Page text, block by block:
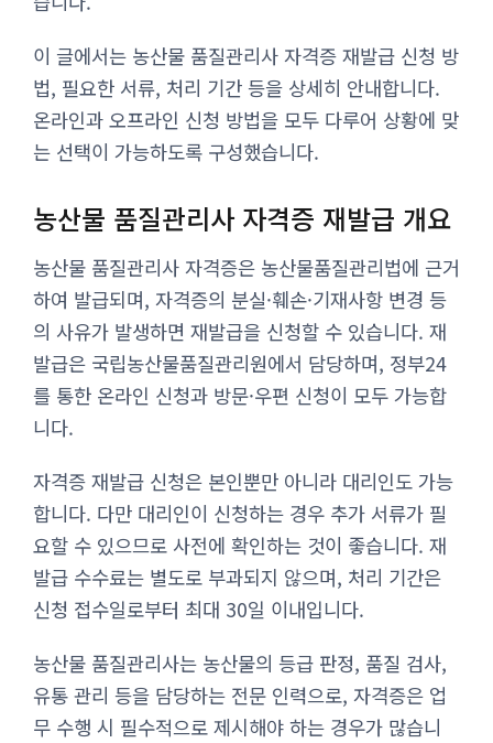
이 글에서는 농산물 품질관리사 자격증 재발급 신청 방
법, 필요한 서류, 처리 기간 등을 상세히 안내합니다.
온라인과 오프라인 신청 방법을 모두 다루어 상황에 맞
는 선택이 가능하도록 구성했습니다.
농산물 품질관리사 자격증 재발급 개요
농산물 품질관리사 자격증은 농산물품질관리법에 근거
하여 발급되며, 자격증의 분실·훼손·기재사항 변경 등
의 사유가 발생하면 재발급을 신청할 수 있습니다. 재
발급은 국립농산물품질관리원에서 담당하며, 정부24
를 통한 온라인 신청과 방문·우편 신청이 모두 가능합
니다.
자격증 재발급 신청은 본인뿐만 아니라 대리인도 가능
합니다. 다만 대리인이 신청하는 경우 추가 서류가 필
요할 수 있으므로 사전에 확인하는 것이 좋습니다. 재
발급 수수료는 별도로 부과되지 않으며, 처리 기간은
신청 접수일로부터 최대 30일 이내입니다.
농산물 품질관리사는 농산물의 등급 판정, 품질 검사,
유통 관리 등을 담당하는 전문 인력으로, 자격증은 업
무 수행 시 필수적으로 제시해야 하는 경우가 많습니